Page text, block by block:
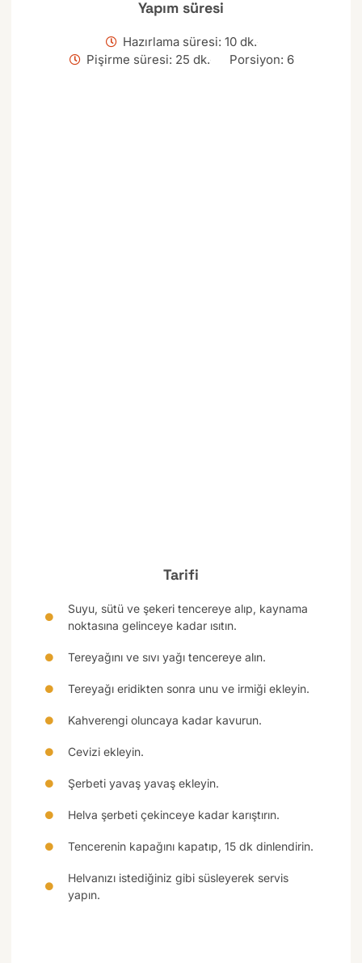
Yapım süresi
Hazırlama süresi: 10 dk.
Pişirme süresi: 25 dk.
Porsiyon: 6
Tarifi
Suyu, sütü ve şekeri tencereye alıp, kaynama
noktasına gelinceye kadar ısıtın.
Tereyağını ve sıvı yağı tencereye alın.
Tereyağı eridikten sonra unu ve irmiği ekleyin.
Kahverengi oluncaya kadar kavurun.
Cevizi ekleyin.
Şerbeti yavaş yavaş ekleyin.
Helva şerbeti çekinceye kadar karıştırın.
Tencerenin kapağını kapatıp, 15 dk dinlendirin.
Helvanızı istediğiniz gibi süsleyerek servis
yapın.